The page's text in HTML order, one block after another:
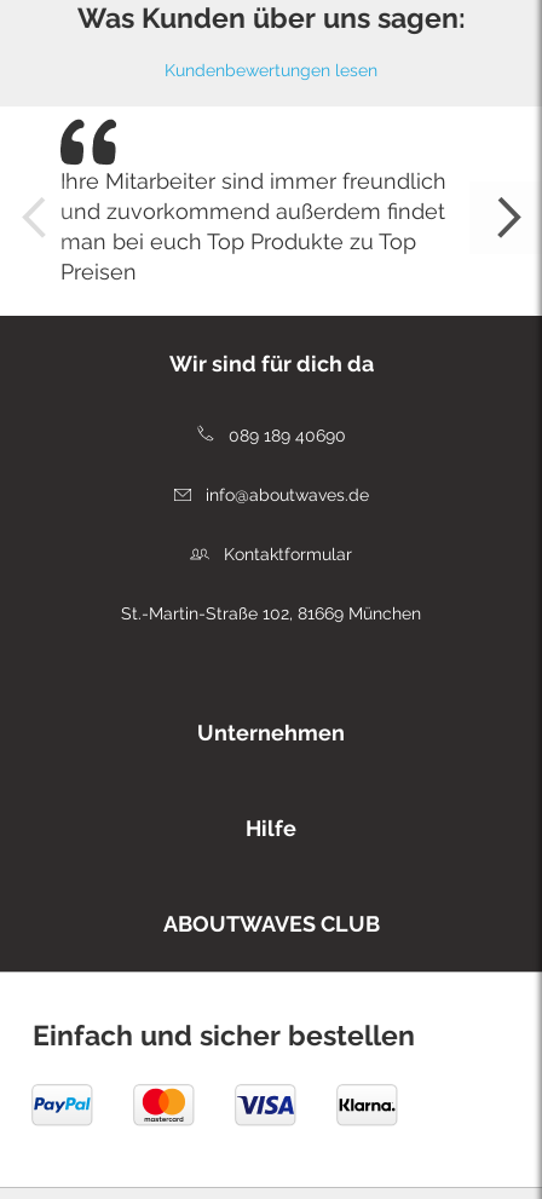
Was Kunden über uns sagen:
Kundenbewertungen lesen
Ihre Mitarbeiter sind immer freundlich
und zuvorkommend außerdem findet
man bei euch Top Produkte zu Top
Preisen
Wir sind für dich da
089 189 40690
info@aboutwaves.de
Kontaktformular
St.-Martin-Straße 102, 81669 München
Unternehmen
Hilfe
ABOUTWAVES CLUB
Einfach und sicher bestellen